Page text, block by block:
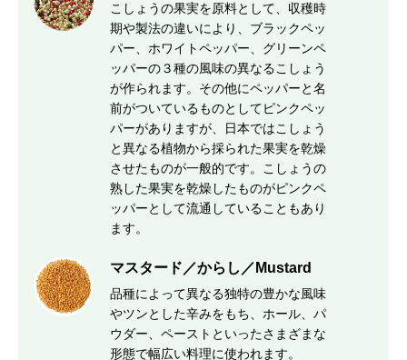
こしょうの果実を原料として、収穫時
期や製法の違いにより、ブラックペッ
パー、ホワイトペッパー、グリーンペ
ッパーの３種の風味の異なるこしょう
が作られます。その他にペッパーと名
前がついているものとしてピンクペッ
パーがありますが、日本ではこしょう
と異なる植物から採られた果実を乾燥
させたものが一般的です。こしょうの
熟した果実を乾燥したものがピンクペ
ッパーとして流通していることもあり
ます。
マスタード／からし／Mustard
品種によって異なる独特の豊かな風味
やツンとした辛みをもち、ホール、パ
ウダー、ペーストといったさまざまな
形態で幅広い料理に使われます。